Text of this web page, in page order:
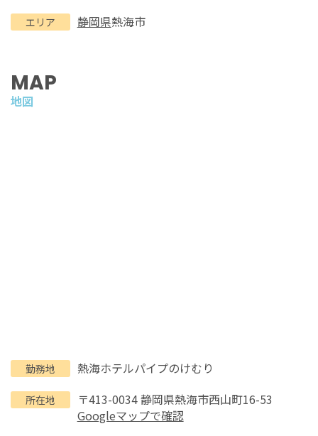
エリア 静岡県熱海市
MAP
地図
勤務地 熱海ホテルパイプのけむり
所在地
〒413-0034 静岡県熱海市西山町16-53
Googleマップで確認